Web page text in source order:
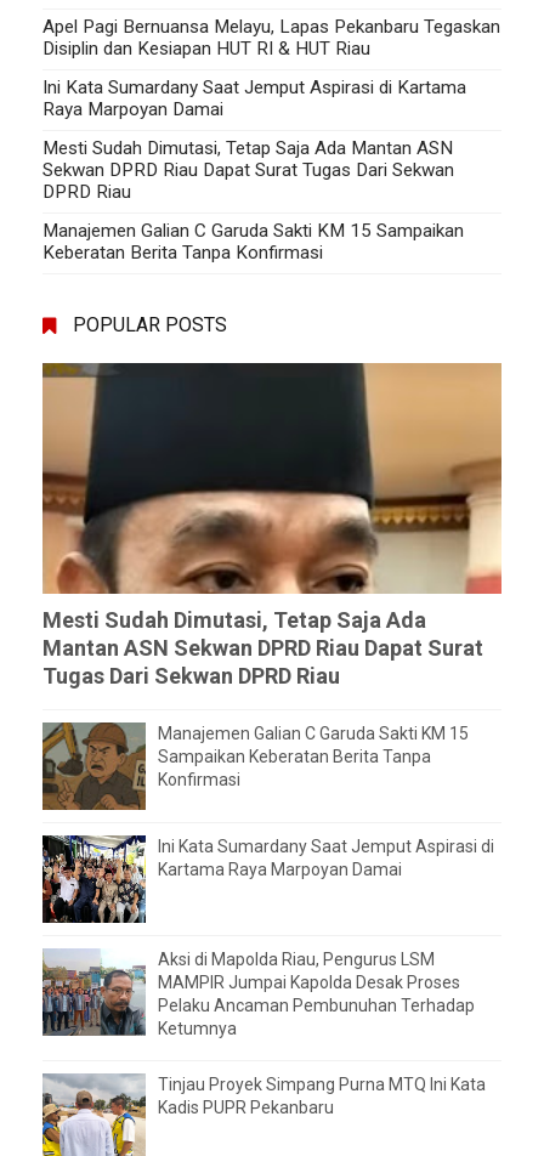
Apel Pagi Bernuansa Melayu, Lapas Pekanbaru Tegaskan
Disiplin dan Kesiapan HUT RI & HUT Riau
Ini Kata Sumardany Saat Jemput Aspirasi di Kartama
Raya Marpoyan Damai
Mesti Sudah Dimutasi, Tetap Saja Ada Mantan ASN
Sekwan DPRD Riau Dapat Surat Tugas Dari Sekwan
DPRD Riau
Manajemen Galian C Garuda Sakti KM 15 Sampaikan
Keberatan Berita Tanpa Konfirmasi
POPULAR POSTS
Mesti Sudah Dimutasi, Tetap Saja Ada
Mantan ASN Sekwan DPRD Riau Dapat Surat
Tugas Dari Sekwan DPRD Riau
Manajemen Galian C Garuda Sakti KM 15
Sampaikan Keberatan Berita Tanpa
Konfirmasi
Ini Kata Sumardany Saat Jemput Aspirasi di
Kartama Raya Marpoyan Damai
Aksi di Mapolda Riau, Pengurus LSM
MAMPIR Jumpai Kapolda Desak Proses
Pelaku Ancaman Pembunuhan Terhadap
Ketumnya
Tinjau Proyek Simpang Purna MTQ Ini Kata
Kadis PUPR Pekanbaru